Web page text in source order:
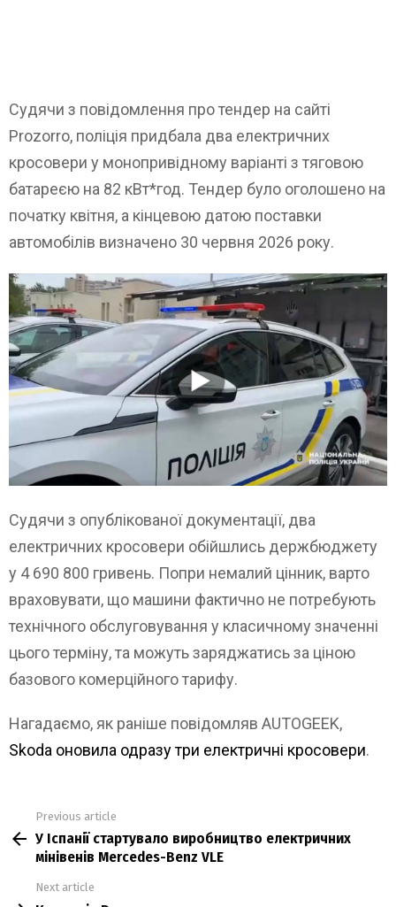
Судячи з повідомлення про тендер на сайті
Prozorro, поліція придбала два електричних
кросовери у монопривідному варіанті з тяговою
батареєю на 82 кВт*год. Тендер було оголошено на
початку квітня, а кінцевою датою поставки
автомобілів визначено 30 червня 2026 року.
Судячи з опублікованої документації, два
електричних кросовери обійшлись держбюджету
у 4 690 800 гривень. Попри немалий цінник, варто
враховувати, що машини фактично не потребують
технічного обслуговування у класичному значенні
цього терміну, та можуть заряджатись за ціною
базового комерційного тарифу.
Нагадаємо, як раніше повідомляв AUTOGEEK,
Skoda оновила одразу три електричні кросовери.
more
Previous article
У Іспанії стартувало виробництво електричних
мінівенів Mercedes-Benz VLE
Next article